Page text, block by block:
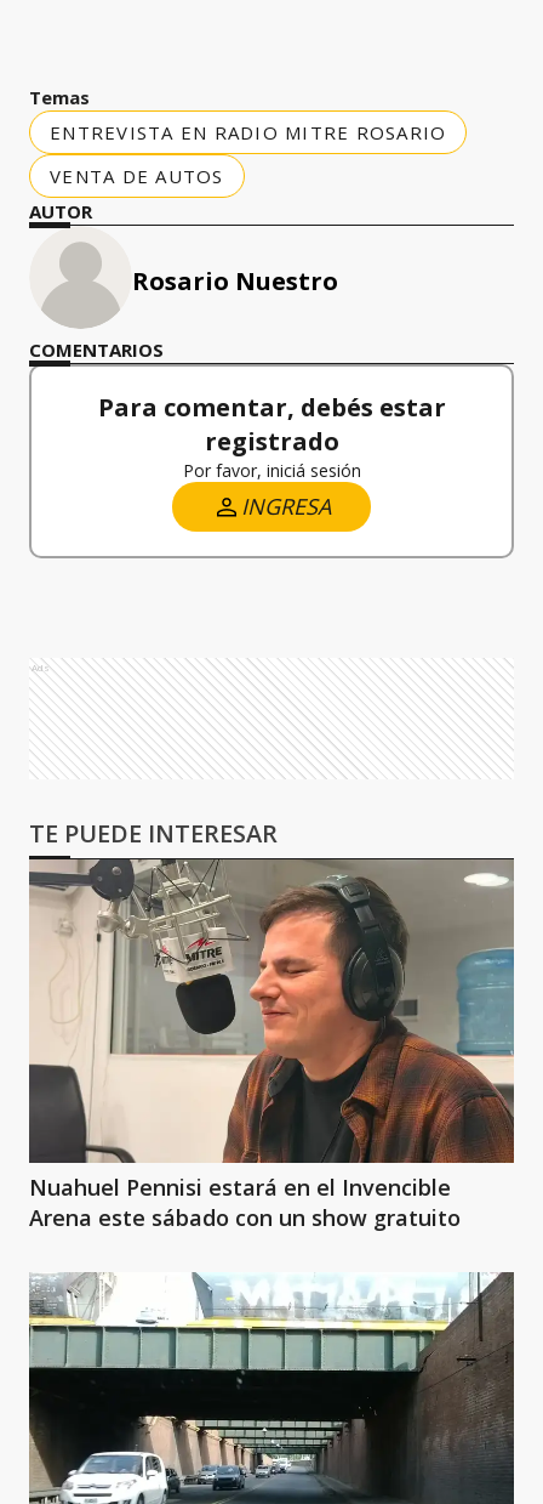
Temas
ENTREVISTA EN RADIO MITRE ROSARIO
VENTA DE AUTOS
AUTOR
Rosario Nuestro
COMENTARIOS
Para comentar, debés estar
registrado
Por favor, iniciá sesión
INGRESA
Ads
TE PUEDE INTERESAR
Nuahuel Pennisi estará en el Invencible
Arena este sábado con un show gratuito